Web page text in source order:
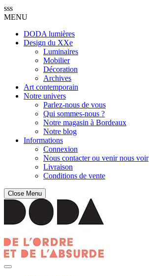
sss
MENU
DODA lumières
Design du XXe
Luminaires
Mobilier
Décoration
Archives
Art contemporain
Notre univers
Parlez-nous de vous
Qui sommes-nous ?
Notre magasin à Bordeaux
Notre blog
Informations
Connexion
Nous contacter ou venir nous voir
Livraison
Conditions de vente
Close Menu